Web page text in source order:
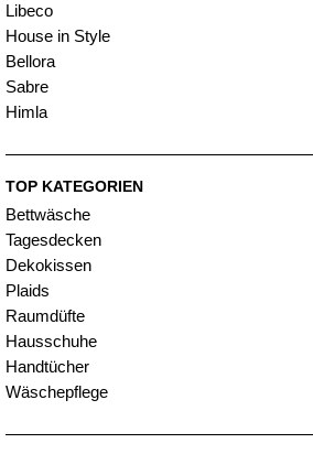
Libeco
House in Style
Bellora
Sabre
Himla
TOP KATEGORIEN
Bettwäsche
Tagesdecken
Dekokissen
Plaids
Raumdüfte
Hausschuhe
Handtücher
Wäschepflege